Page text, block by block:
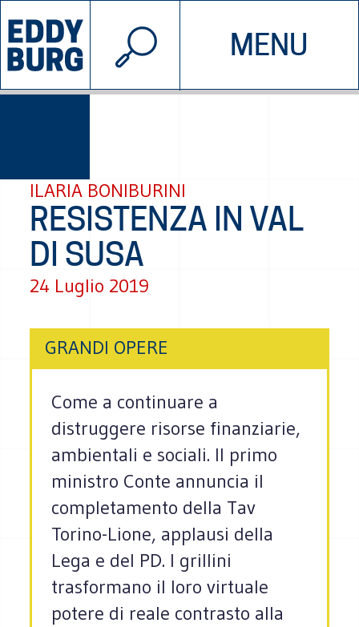
MENU
INIZIATIVE CHI SIAMO
© 2026 EDDYBURG
ILARIA BONIBURINI
RESISTENZA IN VAL
DI SUSA
24 Luglio 2019
GRANDI OPERE
Come a continuare a
distruggere risorse finanziarie,
ambientali e sociali. Il primo
ministro Conte annuncia il
completamento della Tav
Torino-Lione, applausi della
Lega e del PD. I grillini
trasformano il loro virtuale
potere di reale contrasto alla